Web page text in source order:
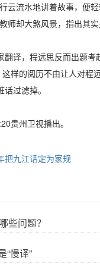
云流水地讲着故事，便
师却大煞风景，指出其
译，程远思反而出题
样的阅历不由让人对
过滤掉。
贵州卫视播出。
把九江话定为家规
些问题？
“慢译”